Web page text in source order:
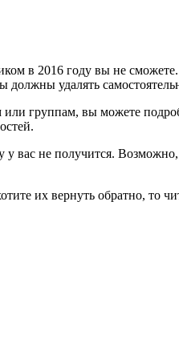
в 2016 году вы не
должны удалять
группам, вы можете
у вас не получится.
их вернуть обратно, то